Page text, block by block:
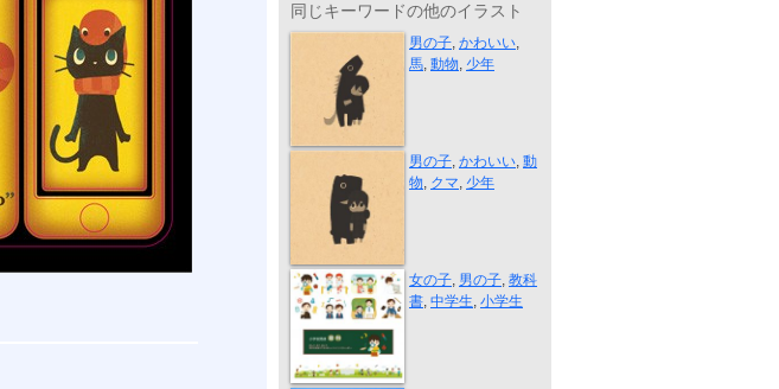
同じキーワードの他のイラスト
Hug うま
男の子, かわいい,
馬, 動物, 少年
男の子, かわいい, 動
物, クマ, 少年
女の子, 男の子, 教科
書, 中学生, 小学生
Hungry Cat（...